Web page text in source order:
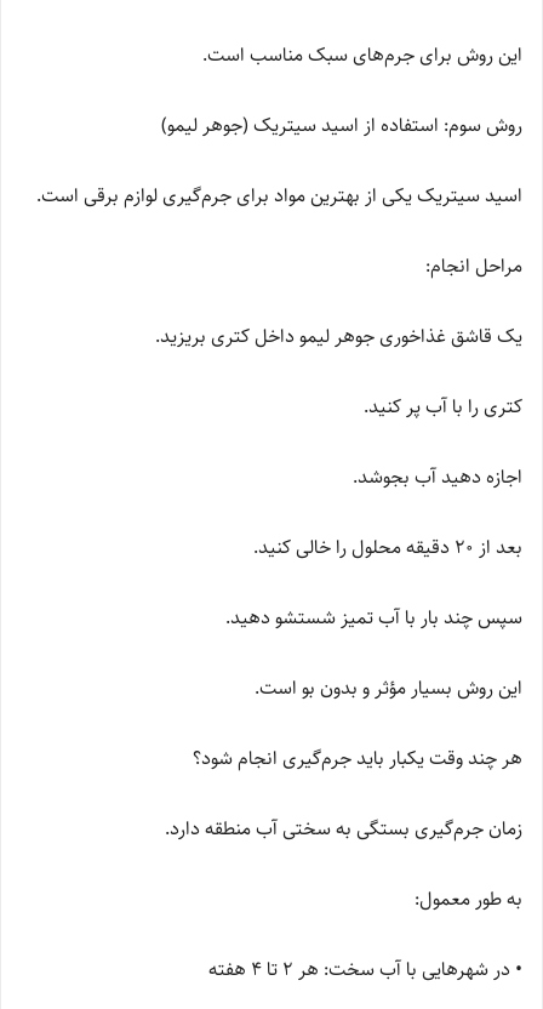
این روش برای جرم‌های سبک مناسب است.
روش سوم: استفاده از اسید سیتریک (جوهر لیمو)
اسید سیتریک یکی از بهترین مواد برای جرم‌گیری لوازم برقی است.
مراحل انجام:
یک قاشق غذاخوری جوهر لیمو داخل کتری بریزید.
کتری را با آب پر کنید.
اجازه دهید آب بجوشد.
بعد از 20 دقیقه محلول را خالی کنید.
سپس چند بار با آب تمیز شستشو دهید.
این روش بسیار مؤثر و بدون بو است.
هر چند وقت یکبار باید جرم‌گیری انجام شود؟
زمان جرم‌گیری بستگی به سختی آب منطقه دارد.
به طور معمول:
• در شهرهایی با آب سخت: هر 2 تا 4 هفته